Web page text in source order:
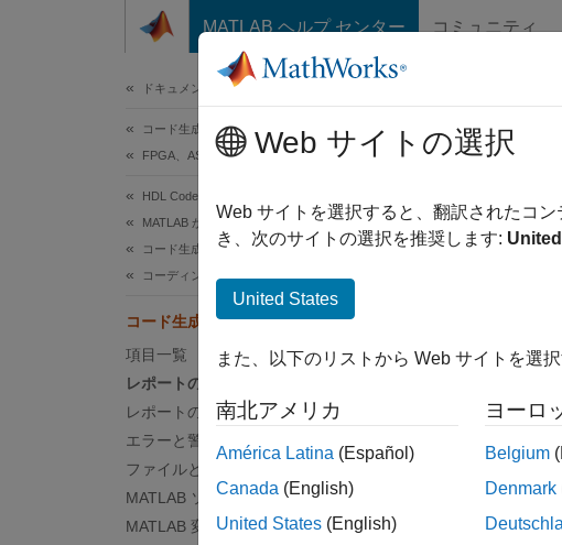
コンテンツへスキップ
MATLAB ヘルプ センター コミュニティ
ドキュメンテーションのホーム
コード生成
FPGA、ASIC、および SoC 開発
HDL Coder
MATLAB からの HDL コード生成
コード生成
コーディング標準とレポート
コード生成レポート
項目一覧
レポートの生成
レポートの場所
エラーと警告
ファイルと関数
MATLAB ソース
MATLAB 変数
このページの
生成され
コード ジ
レポートの
Web サイトの選択
Web サイトを選択すると、翻訳されたコ
き、次のサイトの選択を推奨します:
United States
また、以下のリストから Web サイトを選
南北アメリカ
América Latina (Español)
Canada (English)
United States (English)
ヨーロ
Belgium
Denmark